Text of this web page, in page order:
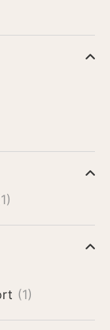
(1)